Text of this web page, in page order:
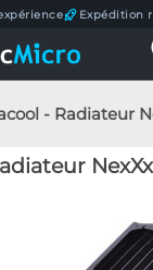
Expédition
- Radiateur